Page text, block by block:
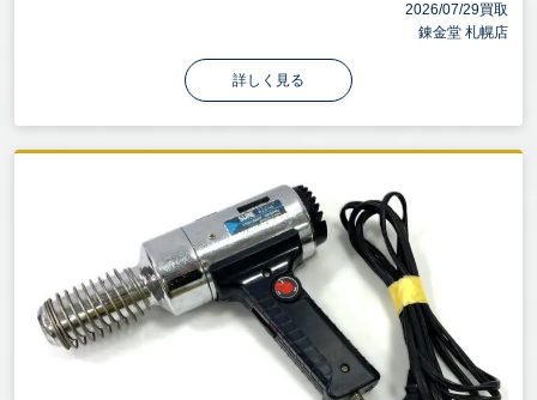
2026/07/29買取
錬金堂 札幌店
詳しく見る